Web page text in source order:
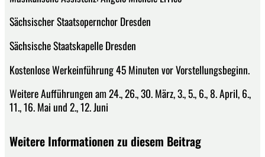
Sächsischer Staatsopernchor Dresden
Sächsische Staatskapelle Dresden
Kostenlose Werkeinführung 45 Minuten vor Vorstellungsbeginn.
Weitere Aufführungen am 24., 26., 30. März, 3., 5., 6., 8. April, 6.,
11., 16. Mai und 2., 12. Juni
Weitere Informationen zu diesem Beitrag